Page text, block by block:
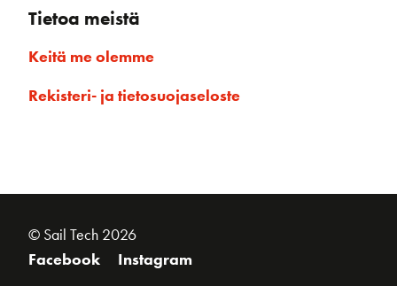
Tietoa meistä
Keitä me olemme
Rekisteri- ja tietosuojaseloste
© Sail Tech 2026
Facebook
Instagram